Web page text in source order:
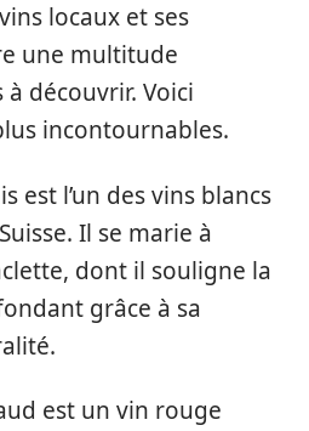
locaux et ses
une multitude
à découvrir. Voici
incontournables.
est l’un des vins blancs
Il se marie à
dont il souligne la
grâce à sa
est un vin rouge